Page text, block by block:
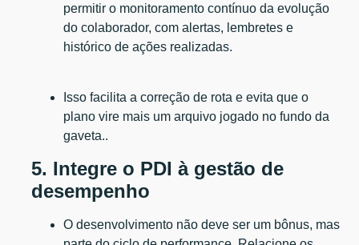
permitir o monitoramento contínuo da evolução
do colaborador, com alertas, lembretes e
histórico de ações realizadas.
Isso facilita a correção de rota e evita que o
plano vire mais um arquivo jogado no fundo da
gaveta..
5. Integre o PDI à gestão de
desempenho
O desenvolvimento não deve ser um bônus, mas